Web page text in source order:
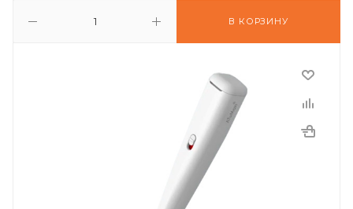
В КОРЗИНУ